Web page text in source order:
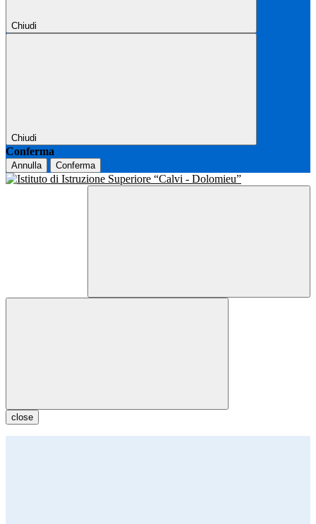
Chiudi
Chiudi
Conferma
Annulla Conferma
close